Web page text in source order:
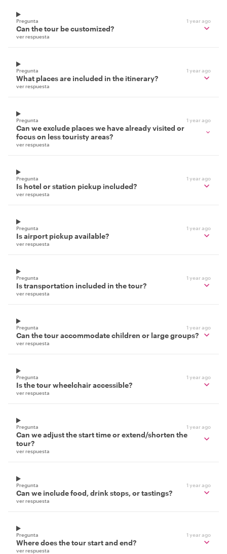
Pregunta 1 year ago
Can the tour be customized?
ver respuesta
Pregunta 1 year ago
What places are included in the itinerary?
ver respuesta
Pregunta 1 year ago
Can we exclude places we have already visited or
focus on less touristy areas?
ver respuesta
Pregunta 1 year ago
Is hotel or station pickup included?
ver respuesta
Pregunta 1 year ago
Is airport pickup available?
ver respuesta
Pregunta 1 year ago
Is transportation included in the tour?
ver respuesta
Pregunta 1 year ago
Can the tour accommodate children or large groups?
ver respuesta
Pregunta 1 year ago
Is the tour wheelchair accessible?
ver respuesta
Pregunta 1 year ago
Can we adjust the start time or extend/shorten the
tour?
ver respuesta
Pregunta 1 year ago
Can we include food, drink stops, or tastings?
ver respuesta
Pregunta 1 year ago
Where does the tour start and end?
ver respuesta